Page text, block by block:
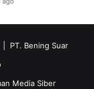
PT. Bening Suar
Media Siber